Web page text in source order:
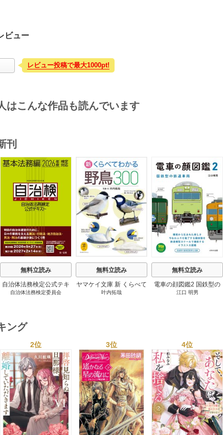
ビュー
レビュー投稿で最大1000pt!
はこんな作品も読んでいます
刊
無料立読み
自治体法務検定公式テキ
スト 基本法務編 ２０
自治体法務検定委員会
無料立読み
ヤマケイ文庫 新 くらべて
わかる野鳥300 1巻
叶内拓哉
無料立読み
電車の顔図鑑2 国鉄型の
鉄道車両 1巻
江口 明男
ング
2位 3位 4位